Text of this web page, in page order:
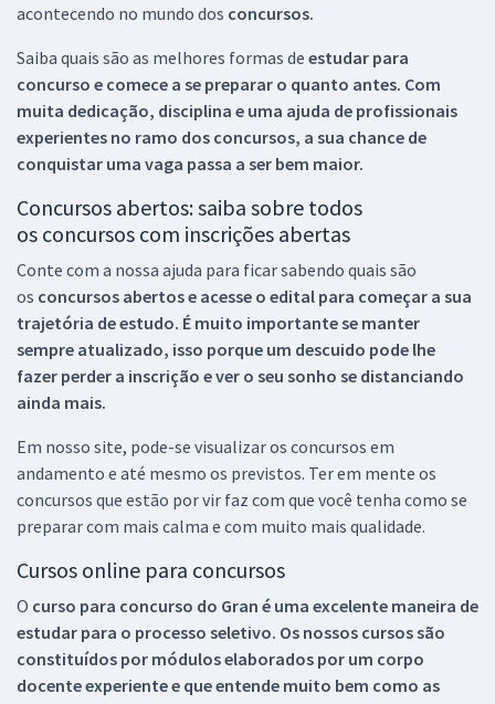
acontecendo no mundo dos concursos.
Saiba quais são as melhores formas de estudar para
concurso e comece a se preparar o quanto antes. Com
muita dedicação, disciplina e uma ajuda de profissionais
experientes no ramo dos concursos, a sua chance de
conquistar uma vaga passa a ser bem maior.
Concursos abertos: saiba sobre todos
os concursos com inscrições abertas
Conte com a nossa ajuda para ficar sabendo quais são
os concursos abertos e acesse o edital para começar a sua
trajetória de estudo. É muito importante se manter
sempre atualizado, isso porque um descuido pode lhe
fazer perder a inscrição e ver o seu sonho se distanciando
ainda mais.
Em nosso site, pode-se visualizar os concursos em
andamento e até mesmo os previstos. Ter em mente os
concursos que estão por vir faz com que você tenha como se
preparar com mais calma e com muito mais qualidade.
Cursos online para concursos
O curso para concurso do Gran é uma excelente maneira de
estudar para o processo seletivo. Os nossos cursos são
constituídos por módulos elaborados por um corpo
docente experiente e que entende muito bem como as